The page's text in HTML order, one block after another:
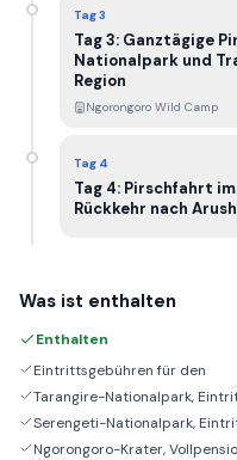
Tag 3
Tag 3: Ganztägige
Nationalpark und
Region
Ngorongoro Wild Camp
Tag 4
Tag 4: Pirschfahrt
Rückkehr nach
Was ist enthalten
Enthalten
Eintrittsgebühren für den
Tarangire-Nationalpark,
Serengeti-Nationalpark,
Ngorongoro-Krater,